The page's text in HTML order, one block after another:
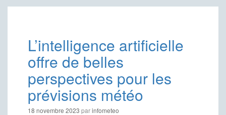
L’intelligence artificielle
offre de belles
perspectives pour les
prévisions météo
18 novembre 2023 parinfometeo